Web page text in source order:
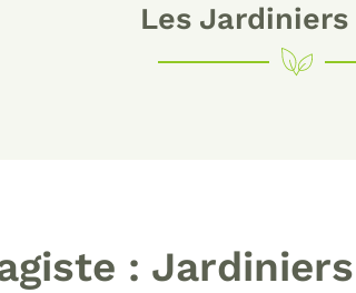
Les Jardiniers
: